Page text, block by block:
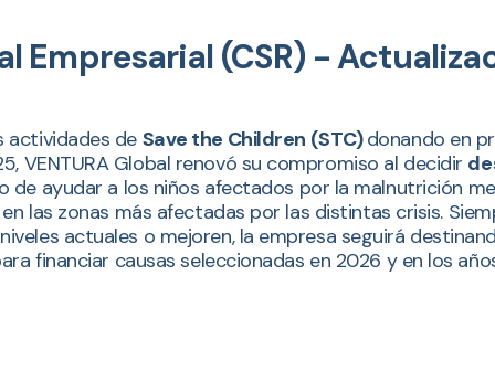
Empresarial (CSR) -
actividades de Save the Children (STC)donando en
VENTURA Global renovó su compromiso al decidir
de ayudar a los niños afectados por la malnutrición
las zonas más afectadas por las distintas crisis.
actuales o mejoren, la empresa seguirá
financiar causas seleccionadas en 2026 y en los